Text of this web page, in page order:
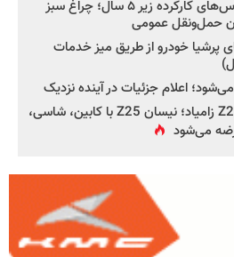
صدور مجوز واردات اتوبوس‌های کارکرده زیر ۵ سال؛ چراغ سبز
حمل‌ونقل عمومی
پرشیا خودرو از طریق میز خدمات
اعلام جزئیات در آینده نزدیک
جزئیات جدید از پروژه Z25 زامیاد؛ نیسان Z25 با کابین، شاسی،
می‌شود